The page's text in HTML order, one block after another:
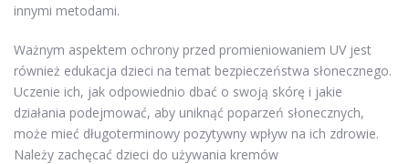
innymi metodami.
Ważnym aspektem ochrony przed promieniowaniem UV jest
również edukacja dzieci na temat bezpieczeństwa słonecznego.
Uczenie ich, jak odpowiednio dbać o swoją skórę i jakie
działania podejmować, aby uniknąć poparzeń słonecznych,
może mieć długoterminowy pozytywny wpływ na ich zdrowie.
Należy zachęcać dzieci do używania kremów